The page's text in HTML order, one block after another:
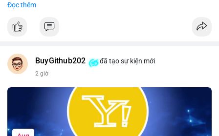
#60btc #dongtiencavoi
#vlikevn
📰 Nguồn: CoinDesk
Đọc thêm
BuyGithub202 đã tạo sự kiện mới
2 giờ